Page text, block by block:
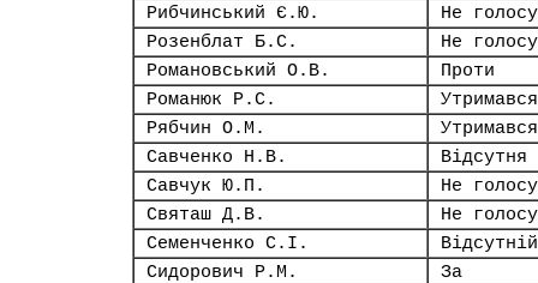
Рибчинський Є.Ю.
Не
Розенблат Б.С.
Не
Романовський О.В.
Проти
Романюк Р.С.
Утримався
Рябчин О.М.
Утримався
Савченко Н.В.
Відсутня
Савчук Ю.П.
Не
Святаш Д.В.
Не
Семенченко С.І.
Відсутній
Сидорович Р.М.
За